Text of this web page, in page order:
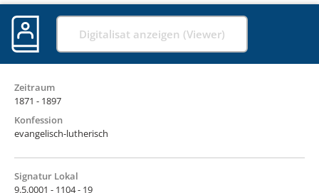
Digitalisat anzeigen (Viewer)
Zeitraum
1871 - 1897
Konfession
evangelisch-lutherisch
Signatur Lokal
9.5.0001 - 1104 - 19